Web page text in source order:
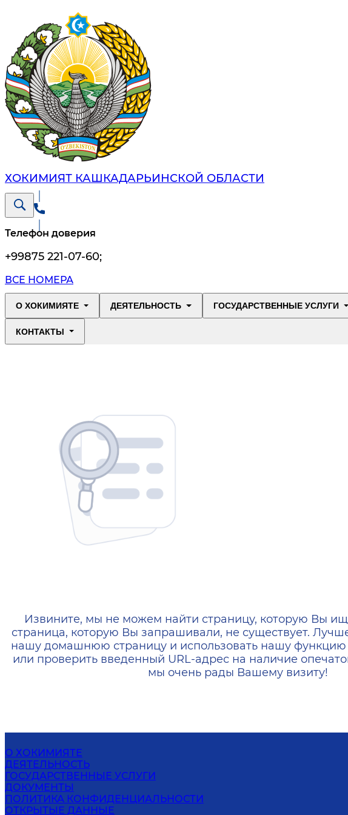
ХОКИМИЯТ КАШКАДАРЬИНСКОЙ ОБЛАСТИ
Телефон доверия
+99875 221-07-60;
ВСЕ НОМЕРА
О ХОКИМИЯТЕ ДЕЯТЕЛЬНОСТЬ ГОСУДАРСТВЕННЫЕ УСЛУГИ
КОНТАКТЫ
404 — Страница не найдена
Извините, мы не можем найти страницу, которую Вы
страница, которую Вы запрашивали, не существует.
нашу домашнюю страницу и использовать нашу функцию
или проверить введенный URL-адрес на наличие
мы очень рады Вашему визиту!
О ХОКИМИЯТЕ
ДЕЯТЕЛЬНОСТЬ
ГОСУДАРСТВЕННЫЕ УСЛУГИ
ДОКУМЕНТЫ
ПОЛИТИКА КОНФИДЕНЦИАЛЬНОСТИ
ОТКРЫТЫЕ ДАННЫЕ